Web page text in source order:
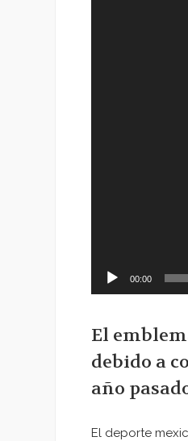
00:00
El
debido a
año
El deporte